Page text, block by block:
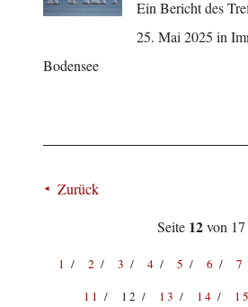
Ein Bericht des
25. Mai 2025 in
Bodensee
Zurück
Seite 12von 17
1 2 3 4 5 6 7
11
12 13 14 15